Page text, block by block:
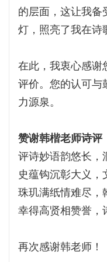
的层面，这让我备
灯，照亮了我在诗
在此，我衷心感谢
评价。您的认可与
力源泉。
赞谢韩楷老师诗评
评诗妙语韵悠长，
史蕴钩沉彰大义，
珠玑满纸情难尽，
幸得高贤相赞誉，
再次感谢韩老师！